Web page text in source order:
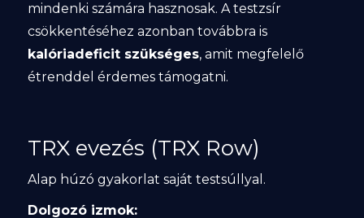
mindenki számára hasznosak. A testzsír
csökkentéséhez azonban továbbra is
kalóriadeficit szükséges, amit megfelelő
étrenddel érdemes támogatni.
TRX evezés (TRX Row)
Alap húzó gyakorlat saját testsúllyal.
Dolgozó izmok: